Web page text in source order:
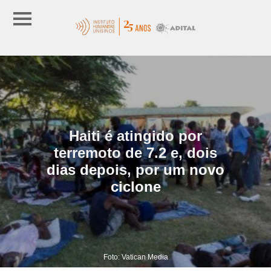
Haiti é atingido por
terremoto de 7.2 e, dois
dias depois, por um novo
ciclone
Foto: Vatican Media